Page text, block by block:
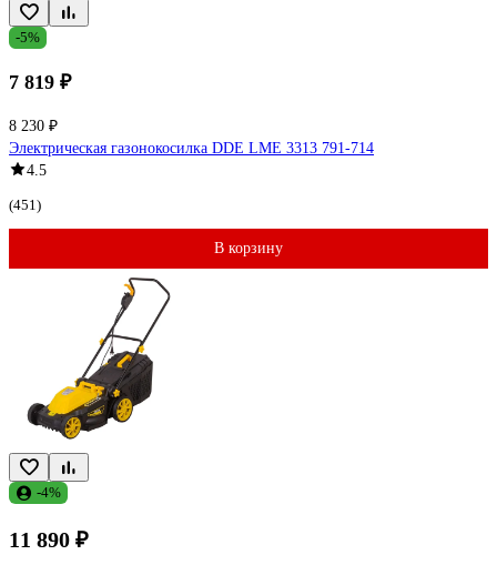
-5%
7 819 ₽
8 230 ₽
Электрическая газонокосилка DDE LME 3313 791-714
4.5
(451)
В корзину
-4%
11 890 ₽